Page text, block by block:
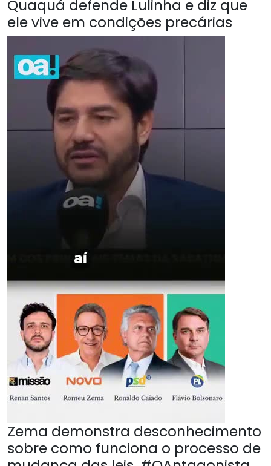
Quaquá defende Lulinha e diz que
ele vive em condições precárias
Zema demonstra desconhecimento
sobre como funciona o processo de